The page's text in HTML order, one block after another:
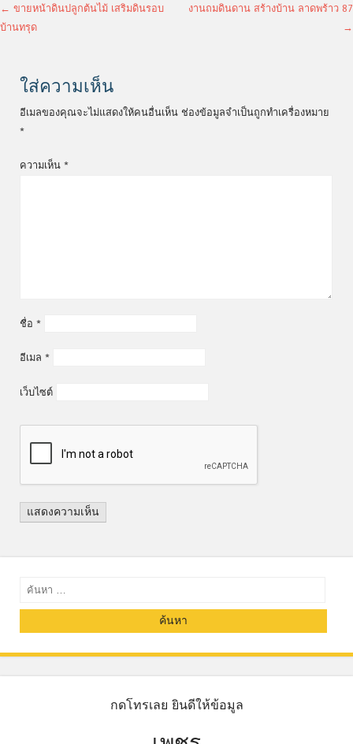
เมนูนำทางเรื่อง
← ขายหน้าดินปลูกต้นไม้ เสริมดินรอบ
บ้านทรุด
งานถมดินดาน สร้างบ้าน ลาดพร้าว 87
→
ใส่ความเห็น
อีเมลของคุณจะไม่แสดงให้คนอื่นเห็น ช่องข้อมูลจำเป็นถูกทำเครื่องหมาย
*
ความเห็น *
ชื่อ *
อีเมล *
เว็บไซต์
ค้นหา
กดโทรเลย ยินดีให้ข้อมูล